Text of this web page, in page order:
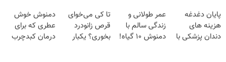
تحمل میکنی؟❗
۲۵ میلیون
تومان!!!
پایان دغدغه
هزینه های
دندان پزشکی با
عمر طولانی و
زندگی سالم با
دمنوش ۱۰ گیاه!
تا کی می‌خوای
قرص زانودرد
بخوری؟ یکبار
دمنوش خوش
عطری که برای
درمان کبدچرب